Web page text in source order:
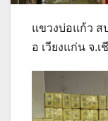
แขวงบ่อแก้ว ส
อ เวียงแก่น จ.เ